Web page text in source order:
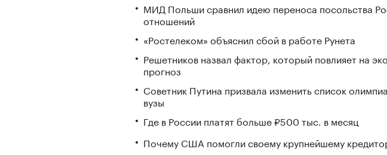
МИД Польши сравнил идею переноса посольства
отношений
«Ростелеком» объяснил сбой в работе Рунета
Решетников назвал фактор, который повлияет на
прогноз
Советник Путина призвала изменить список
вузы
Где в России платят больше ₽500 тыс. в месяц
Почему США помогли своему крупнейшему